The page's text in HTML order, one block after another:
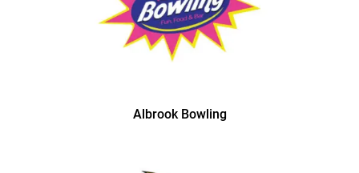
Albrook Bowling